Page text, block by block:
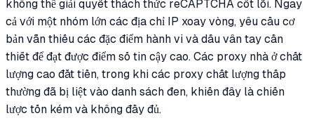
không thể giải quyết thách thức reCAPTCHA cốt lõi. Ngay
cả với một nhóm lớn các địa chỉ IP xoay vòng, yêu cầu cơ
bản vẫn thiếu các đặc điểm hành vi và dấu vân tay cần
thiết để đạt được điểm số tin cậy cao. Các proxy nhà ở chất
lượng cao đắt tiền, trong khi các proxy chất lượng thấp
thường đã bị liệt vào danh sách đen, khiến đây là chiến
lược tốn kém và không đầy đủ.